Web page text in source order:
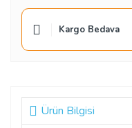
Kargo Bedava
Ürün Bilgisi